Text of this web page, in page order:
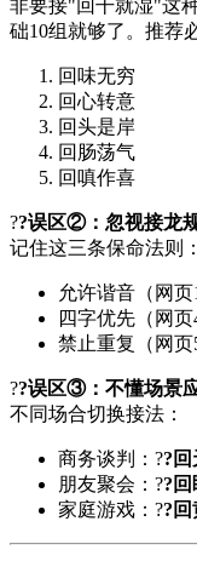
非要接"回干就湿"这
础10组就够了。推荐
回味无穷
回心转意
回头是岸
回肠荡气
回嗔作喜
??误区②：忽视接龙
记住这三条保命法则：
允许谐音（网页
四字优先（网页
禁止重复（网页
??误区③：不懂场景
不同场合切换接法：
商务谈判：??
朋友聚会：??
家庭游戏：??